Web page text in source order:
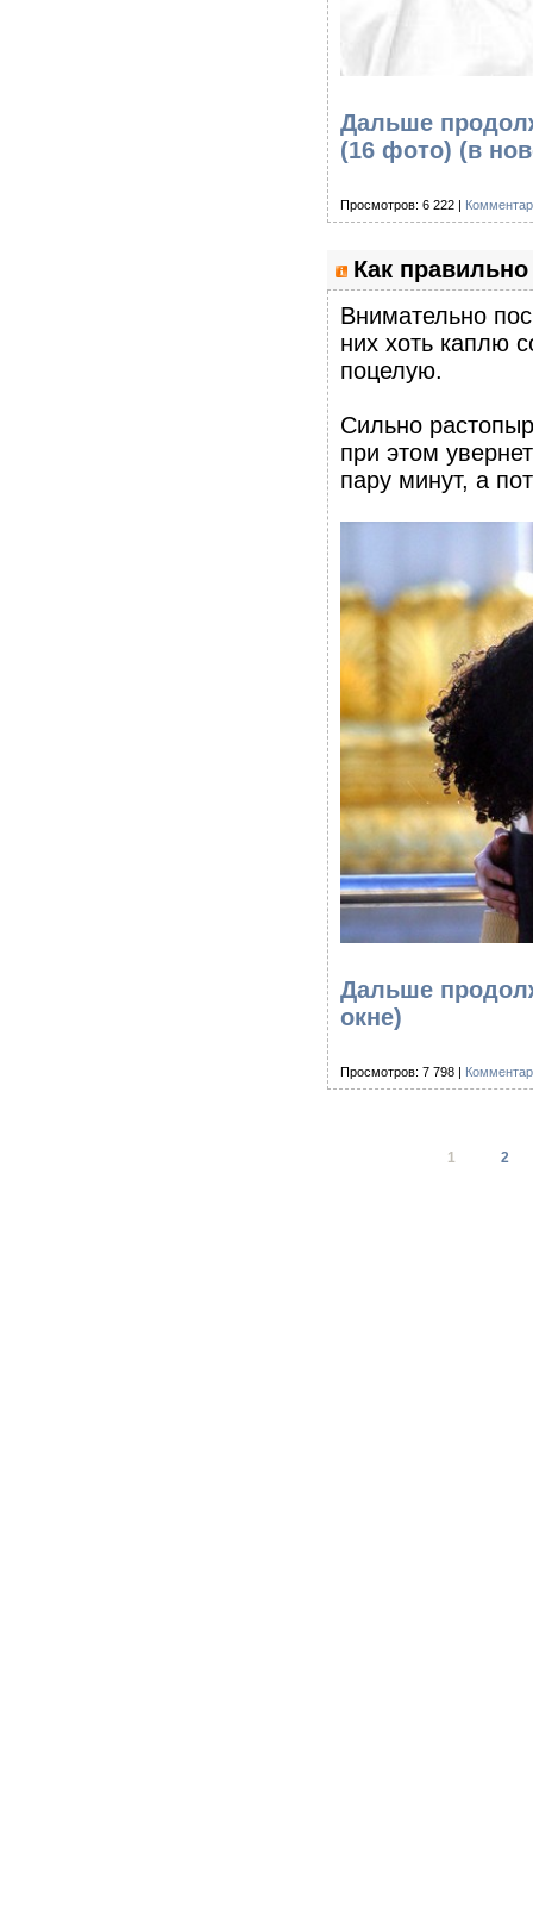
Дальше
(16 фото) (в
Просмотров: 6 222 |
Как
Внимательно
них хоть каплю
поцелую.
Сильно
при этом
пару минут, а
Дальше
окне)
Просмотров: 7 798 |
1 2